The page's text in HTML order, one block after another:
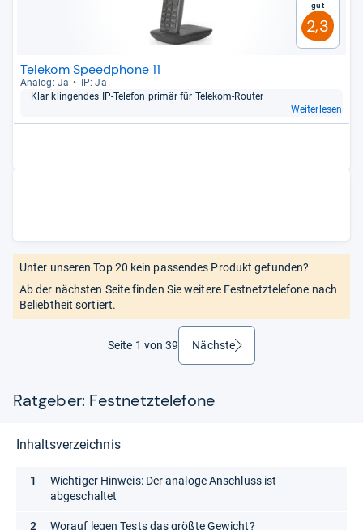
Gut
2,3
Telekom Speedphone 11
Ana­log: Ja
IP: Ja
Klar klin­gen­des IP-​Tele­fon pri­mär für Tele­kom-​Rou­ter
Weiterlesen
Unter unseren Top 20 kein passendes Produkt gefunden?
Ab der nächsten Seite finden Sie weitere Festnetztelefone nach
Beliebtheit sortiert.
Seite 1 von 39 Nächsteweiter
Ratgeber: Festnetztelefone
Inhaltsverzeichnis
Wichtiger Hinweis: Der analoge Anschluss ist
abgeschaltet
Worauf legen Tests das größte Gewicht?